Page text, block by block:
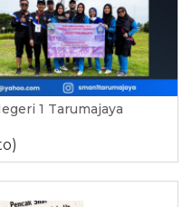
1 Tarumajaya